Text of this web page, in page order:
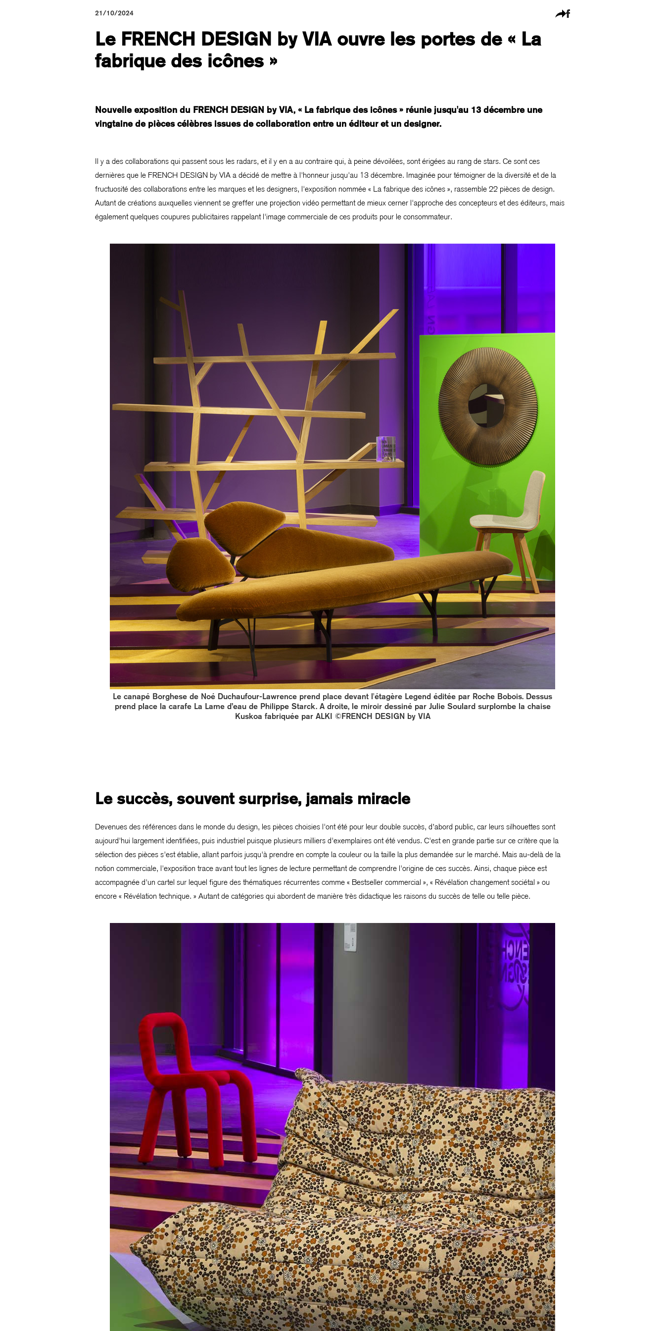
21/10/2024
Le FRENCH DESIGN by VIA ouvre les portes de « La
fabrique des icônes »
Nouvelle exposition du FRENCH DESIGN by VIA, « La fabrique des icônes » réunie jusqu'au 13 décembre une
vingtaine de pièces célèbres issues de collaboration entre un éditeur et un designer.
Il y a des collaborations qui passent sous les radars, et il y en a au contraire qui, à peine dévoilées, sont érigées au rang de stars. Ce sont ces
dernières que le FRENCH DESIGN by VIA a décidé de mettre à l'honneur jusqu'au 13 décembre. Imaginée pour témoigner de la diversité et de la
fructuosité des collaborations entre les marques et les designers, l'exposition nommée « La fabrique des icônes », rassemble 22 pièces de design.
Autant de créations auxquelles viennent se greffer une projection vidéo permettant de mieux cerner l'approche des concepteurs et des éditeurs, mais
également quelques coupures publicitaires rappelant l'image commerciale de ces produits pour le consommateur.
Le canapé Borghese de Noé Duchaufour-Lawrence prend place devant l'étagère Legend éditée par Roche Bobois. Dessus
prend place la carafe La Lame d’eau de Philippe Starck. A droite, le miroir dessiné par Julie Soulard surplombe la chaise
Kuskoa fabriquée par ALKI ©FRENCH DESIGN by VIA
Le succès, souvent surprise, jamais miracle
Devenues des références dans le monde du design, les pièces choisies l'ont été pour leur double succès, d’abord public, car leurs silhouettes sont
aujourd'hui largement identifiées, puis industriel puisque plusieurs milliers d'exemplaires ont été vendus. C'est en grande partie sur ce critère que la
sélection des pièces s'est établie, allant parfois jusqu'à prendre en compte la couleur ou la taille la plus demandée sur le marché. Mais au-delà de la
notion commerciale, l'exposition trace avant tout les lignes de lecture permettant de comprendre l'origine de ces succès. Ainsi, chaque pièce est
accompagnée d'un cartel sur lequel figure des thématiques récurrentes comme « Bestseller commercial », « Révélation changement sociétal » ou
encore « Révélation technique. » Autant de catégories qui abordent de manière très didactique les raisons du succès de telle ou telle pièce.